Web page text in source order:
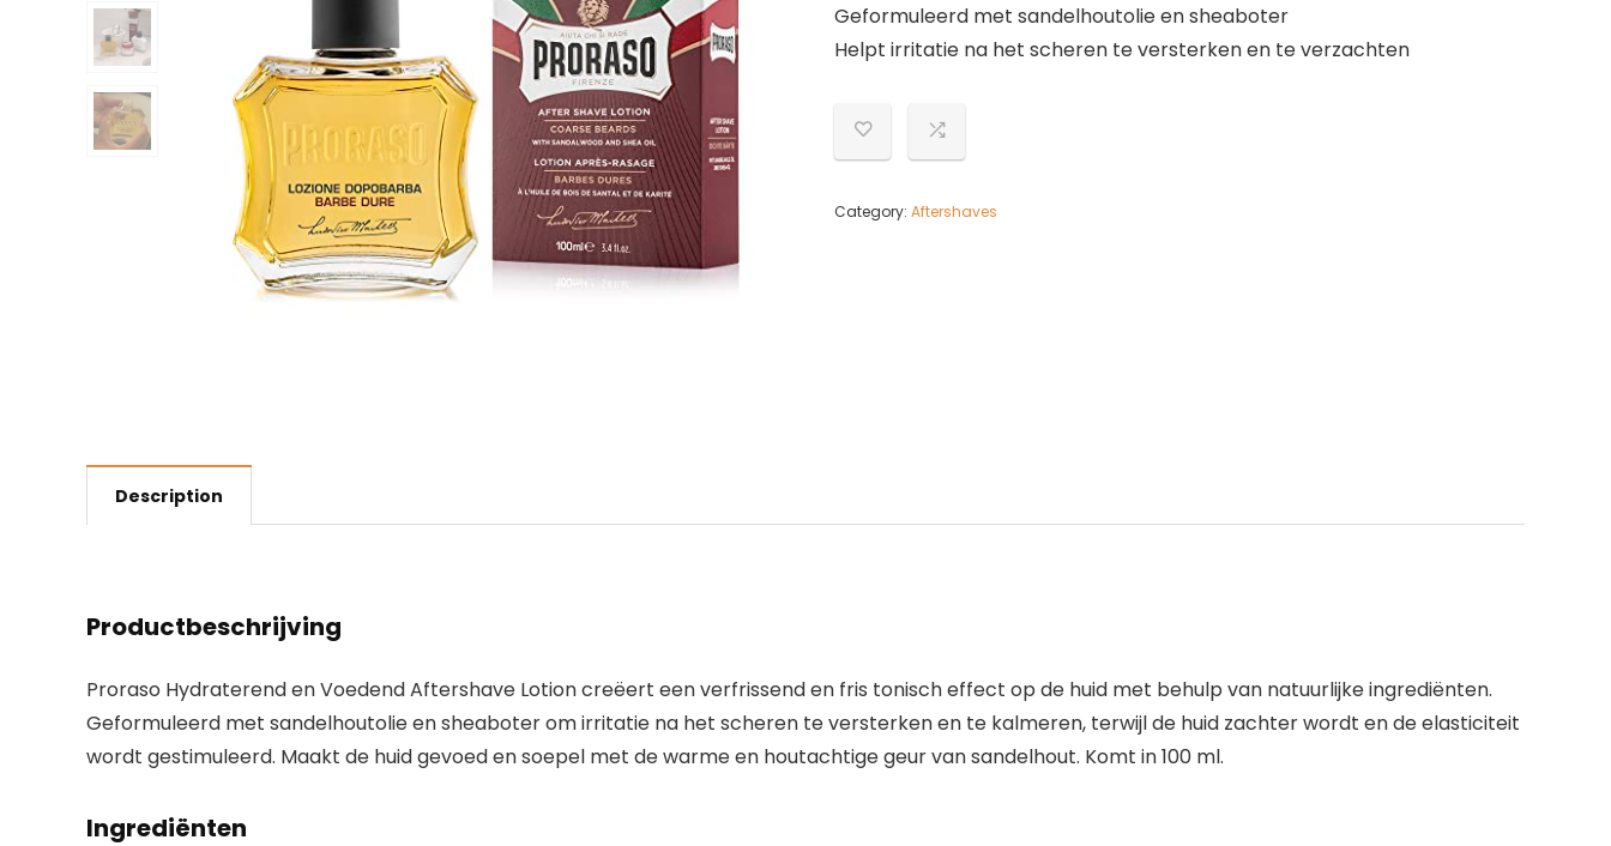
Geformuleerd met sandelhoutolie en sheaboter
Helpt irritatie na het scheren te versterken en te verzachten
Category: Aftershaves
Description
Productbeschrijving
Proraso Hydraterend en Voedend Aftershave Lotion creëert een verfrissend en fris tonisch effect op de huid met behulp van natuurlijke ingrediënten.
Geformuleerd met sandelhoutolie en sheaboter om irritatie na het scheren te versterken en te kalmeren, terwijl de huid zachter wordt en de elasticiteit
wordt gestimuleerd. Maakt de huid gevoed en soepel met de warme en houtachtige geur van sandelhout. Komt in 100 ml.
Ingrediënten